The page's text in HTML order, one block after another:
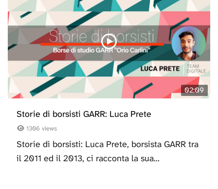
02:09
Storie di borsisti GARR: Luca Prete
1306 views
Storie di borsisti: Luca Prete, borsista GARR tra
il 2011 ed il 2013, ci racconta la sua...